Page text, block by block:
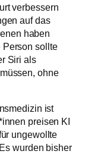
verbessern
auf das
haben
Person sollte
Siri als
ohne
ist
preisen KI
ungewollte
wurden bisher